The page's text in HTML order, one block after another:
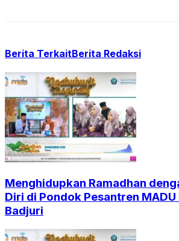
Berita TerkaitBerita Redaksi
Menghidupkan Ramadhan
Diri di Pondok Pesantren MADU
Badjuri